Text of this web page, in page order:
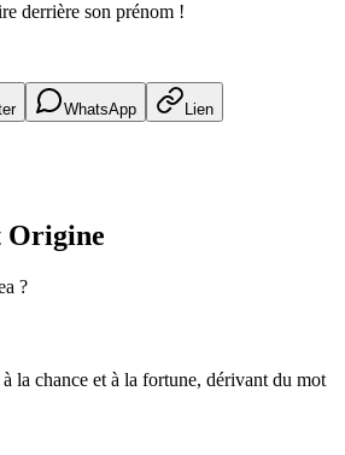
derrière son prénom !
WhatsApp Lien
Origine
?
la chance et à la fortune, dérivant du mot